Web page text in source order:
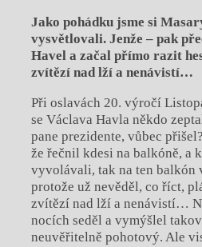
Jako pohádku jsme si
vysvětlovali. Jenže – pak
Havel a začal přímo razit
zvítězí nad lží a nenávistí…
Při oslavách 20. výročí
se Václava Havla někdo
pane prezidente, vůbec
že řečnil kdesi na balkóně, a
vyvolávali, tak na ten balkón
protože už nevěděl, co říct,
zvítězí nad lží a nenávistí…
nocích seděl a vymýšlel
neuvěřitelně pohotový. Ale